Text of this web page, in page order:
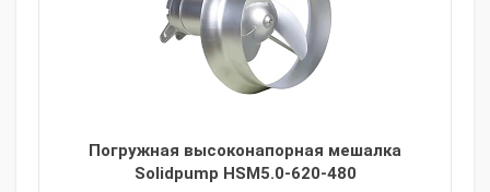
Погружная высоконапорная мешалка
Solidpump HSM5.0-620-480